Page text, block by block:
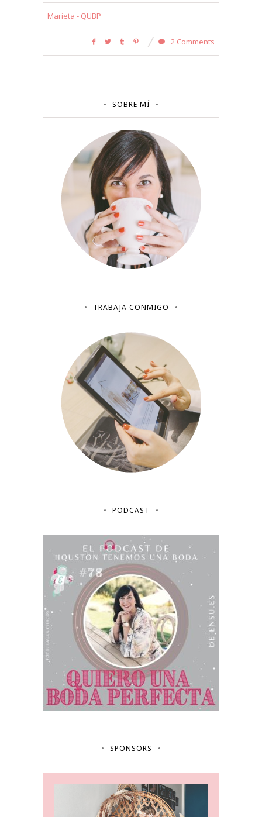
Marieta - QUBP
2 Comments
SOBRE MÍ
TRABAJA CONMIGO
PODCAST
SPONSORS